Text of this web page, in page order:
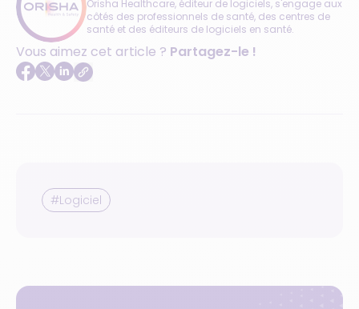
Orisha Healthcare, éditeur de logiciels, s'engage aux
côtés des professionnels de santé, des centres de
santé et des éditeurs de logiciels en santé.
Vous aimez cet article ? Partagez-le !
#Logiciel